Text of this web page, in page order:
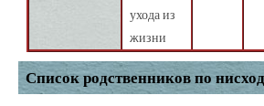
ухода из
жизни
Список родственников по